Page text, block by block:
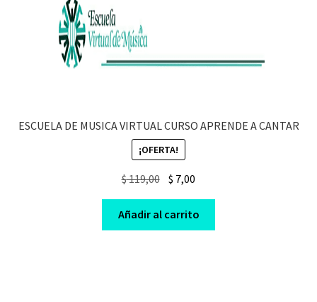
ESCUELA DE MUSICA VIRTUAL CURSO APRENDE A CANTAR
¡OFERTA!
$119,00 Original
was:
$ 119,00.
$ 7,00
is:
$ 7,00.
Añadir al carrito